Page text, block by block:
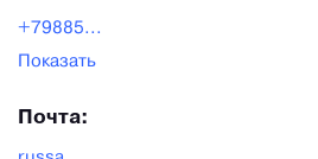
+79885...
Показать
Почта: